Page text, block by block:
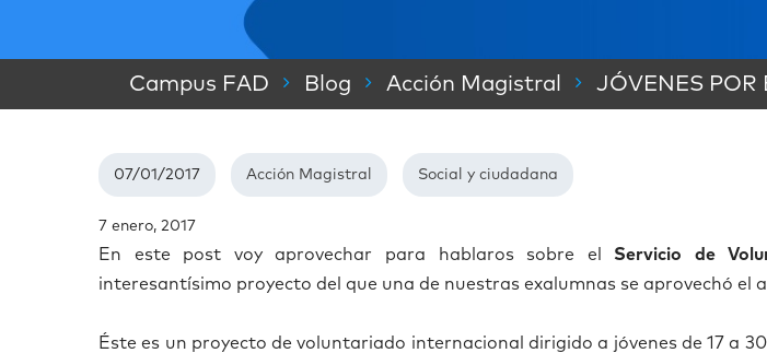
Campus FAD Blog Acción Magistral JÓVENES POR
07/01/2017 Acción Magistral Social y ciudadana
7 enero, 2017
En este post voy aprovechar para hablaros sobre el Servicio de
interesantísimo proyecto del que una de nuestras exalumnas se aprovechó el a
Éste es un proyecto de voluntariado internacional dirigido a jóvenes de 17 a